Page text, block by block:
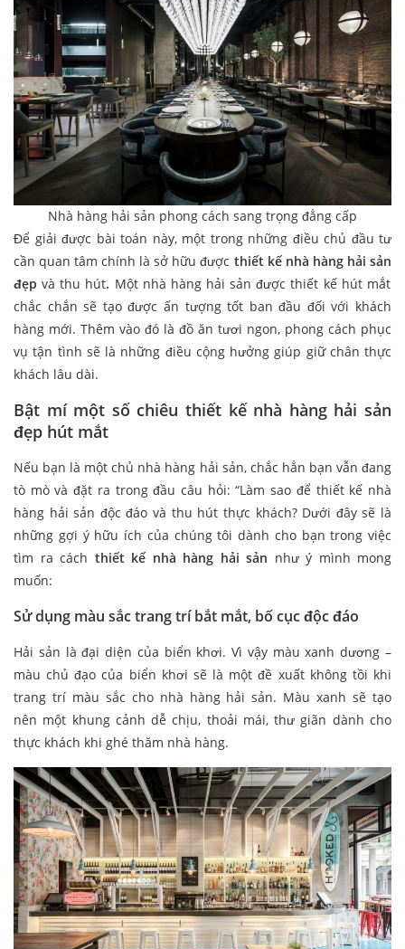
Nhà hàng hải sản phong cách sang trọng đẳng cấp
Để giải được bài toán này, một trong những điều chủ đầu tư
cần quan tâm chính là sở hữu được thiết kế nhà hàng hải sản
đẹpvà thu hút. Một nhà hàng hải sản được thiết kế hút mắt
chắc chắn sẽ tạo được ấn tượng tốt ban đầu đối với khách
hàng mới. Thêm vào đó là đồ ăn tươi ngon, phong cách phục
vụ tận tình sẽ là những điều cộng hưởng giúp giữ chân thực
khách lâu dài.
Bật mí một số chiêu thiết kế nhà hàng hải sản
đẹp hút mắt
Nếu bạn là một chủ nhà hàng hải sản, chắc hẳn bạn vẫn đang
tò mò và đặt ra trong đầu câu hỏi: “Làm sao để thiết kế nhà
hàng hải sản độc đáo và thu hút thực khách? Dưới đây sẽ là
những gợi ý hữu ích của chúng tôi dành cho bạn trong việc
tìm ra cách thiết kế nhà hàng hải sản như ý mình mong
muốn:
Sử dụng màu sắc trang trí bắt mắt, bố cục độc đáo
Hải sản là đại diện của biển khơi. Vì vậy màu xanh dương –
màu chủ đạo của biển khơi sẽ là một đề xuất không tồi khi
trang trí màu sắc cho nhà hàng hải sản. Màu xanh sẽ tạo
nên một khung cảnh dễ chịu, thoải mái, thư giãn dành cho
thực khách khi ghé thăm nhà hàng.